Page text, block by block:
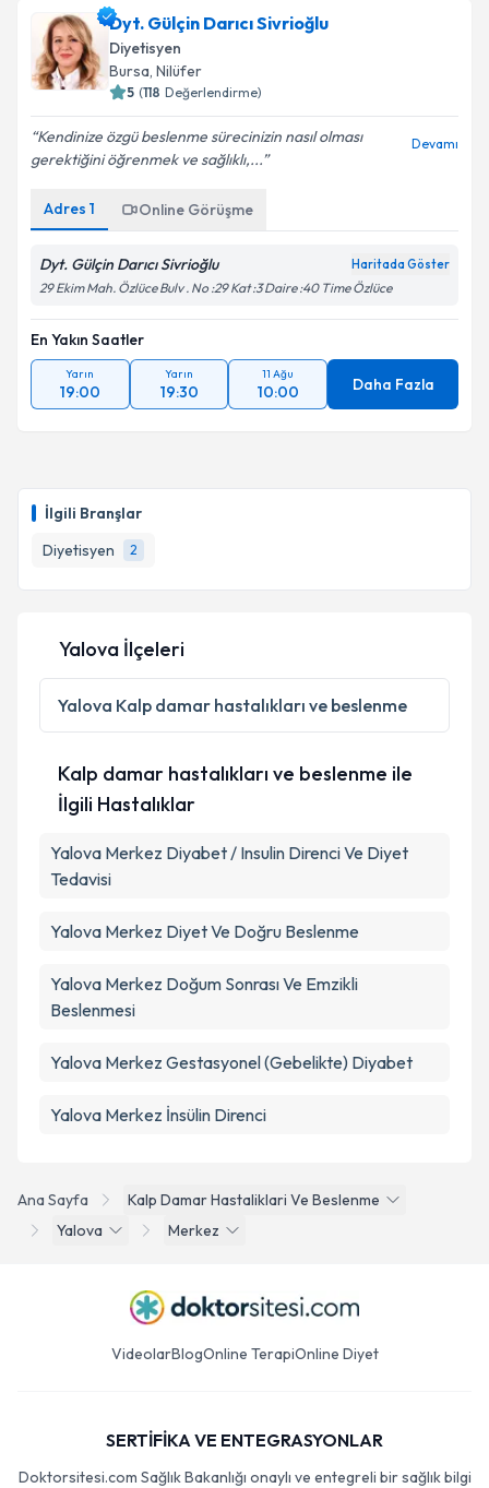
İlgili Branşlar
Diyetisyen
2
Dyt. Gülçin Darıcı Sivrioğlu
Diyetisyen
Bursa, Nilüfer
5 (118 Değerlendirme)
Kendinize özgü beslenme sürecinizin nasıl olması
gerektiğini öğrenmek ve sağlıklı,...
Devamı
Adres 1 Online Görüşme
Dyt. Gülçin Darıcı Sivrioğlu Haritada Göster
29 Ekim Mah. Özlüce Bulv . No :29 Kat :3 Daire :40 Time Özlüce
En Yakın Saatler
Yarın
19:00
Yarın
19:30
11 Ağu
10:00 Daha Fazla
Ana Sayfa
Kalp Damar Hastaliklari Ve Beslenme
Yalova
Merkez
Yalova İlçeleri
Yalova Kalp damar hastalıkları ve beslenme
Kalp damar hastalıkları ve beslenme ile
İlgili Hastalıklar
Yalova Merkez Diyabet / Insulin Direnci Ve Diyet
Tedavisi
Yalova Merkez Diyet Ve Doğru Beslenme
Yalova Merkez Doğum Sonrası Ve Emzikli
Beslenmesi
Yalova Merkez Gestasyonel (Gebelikte) Diyabet
Yalova Merkez İnsülin Direnci
VideolarBlogOnline TerapiOnline Diyet
SERTİFİKA VE ENTEGRASYONLAR
Doktorsitesi.com Sağlık Bakanlığı onaylı ve entegreli bir sağlık bilgi